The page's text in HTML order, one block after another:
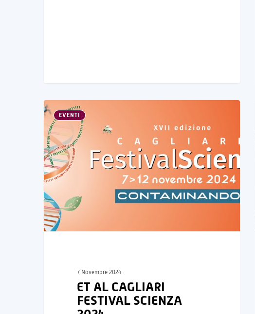
EVENTI
7 Novembre 2024
ET AL CAGLIARI
FESTIVAL SCIENZA